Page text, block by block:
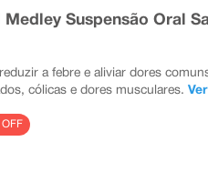
Medley Suspensão Oral
a febre e aliviar dores
cólicas e dores musculares.
OFF